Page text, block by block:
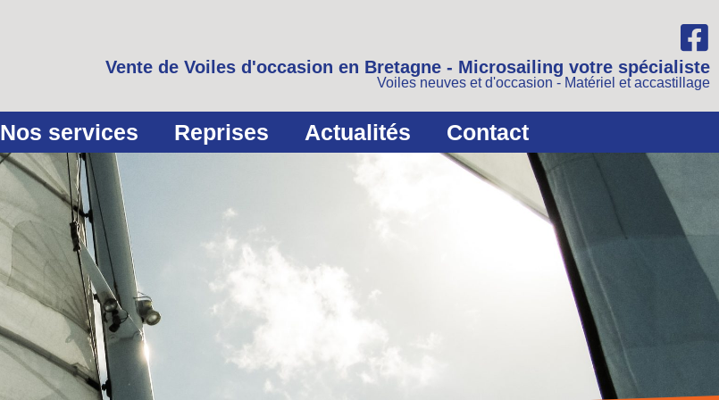
Vente de Voiles d'occasion en Bretagne - Microsailing votre spécialiste
Voiles neuves et d'occasion - Matériel et accastillage
Nos services Reprises Actualités Contact